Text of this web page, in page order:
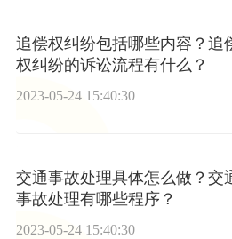
追偿权纠纷包括哪些内容？追
权纠纷的诉讼流程有什么？
2023-05-24 15:40:30
交通事故处理具体怎么做？交
事故处理有哪些程序？
2023-05-24 15:40:30